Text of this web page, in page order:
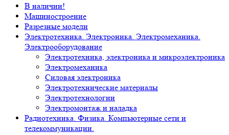
В наличии!
Машиностроение
Разрезные модели
Электротехника. Электроника. Электромеханика.
Электрооборудование
Электротехника, электроника и микроэлектроника
Электромеханика
Силовая электроника
Электротехнические материалы
Электротехнологии
Электромонтаж и наладка
Радиотехника. Физика. Компьютерные сети и
телекоммуникации.